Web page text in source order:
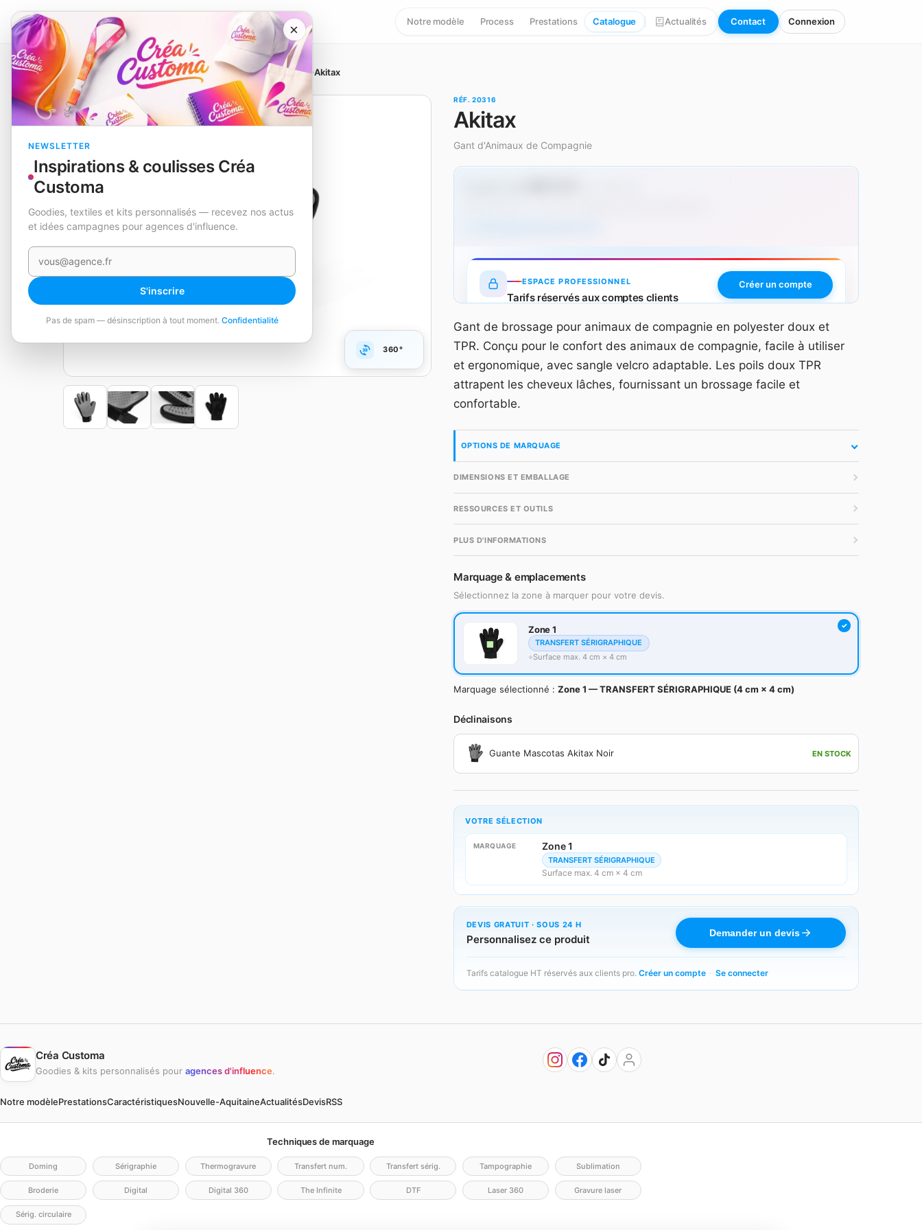
×
NEWSLETTER
Inspirations & coulisses Créa
Customa
Goodies, textiles et kits personnalisés — recevez nos actus
et idées campagnes pour agences d'influence.
Votre e-mail
S'inscrire
Pas de spam — désinscription à tout moment. Confidentialité
Notre modèle Process Prestations Catalogue Actualités Contact Connexion
Catalogue Animaux & jardin Gant d'Animaux de Compagnie Akitax
EN STOCK
360°
RÉF. 20316
Akitax
Gant d'Animaux de Compagnie
ESPACE PROFESSIONNEL
Tarifs réservés aux comptes clients
accès gratuit en quelques secondes.
Créer un compte
Gant de brossage pour animaux de compagnie en polyester doux et
TPR. Conçu pour le confort des animaux de compagnie, facile à utiliser
et ergonomique, avec sangle velcro adaptable. Les poils doux TPR
attrapent les cheveux lâches, fournissant un brossage facile et
confortable.
OPTIONS DE MARQUAGE
DIMENSIONS ET EMBALLAGE
RESSOURCES ET OUTILS
PLUS D'INFORMATIONS
Marquage & emplacements
Sélectionnez la zone à marquer pour votre devis.
Zone 1
TRANSFERT SÉRIGRAPHIQUE
Surface max. 4 cm × 4 cm
Marquage sélectionné :Zone 1 — TRANSFERT SÉRIGRAPHIQUE (4 cm × 4 cm)
Déclinaisons
Guante Mascotas Akitax Noir EN STOCK
VOTRE SÉLECTION
MARQUAGE Zone 1
TRANSFERT SÉRIGRAPHIQUE
Surface max. 4 cm × 4 cm
DEVIS GRATUIT · SOUS 24 H
Personnalisez ce produit Demander un devis
Tarifs catalogue HT réservés aux clients pro. Créer un compte · Se connecter
Créa Customa
Goodies & kits personnalisés pour agences d'influence.
Notre modèlePrestationsCaractéristiquesNouvelle-AquitaineActualitésDevisRSS
Techniques de marquage
Doming Sérigraphie Thermogravure Transfert num. Transfert sérig. Tampographie Sublimation
Broderie Digital Digital 360 The Infinite DTF Laser 360 Gravure laser
Sérig. circulaire